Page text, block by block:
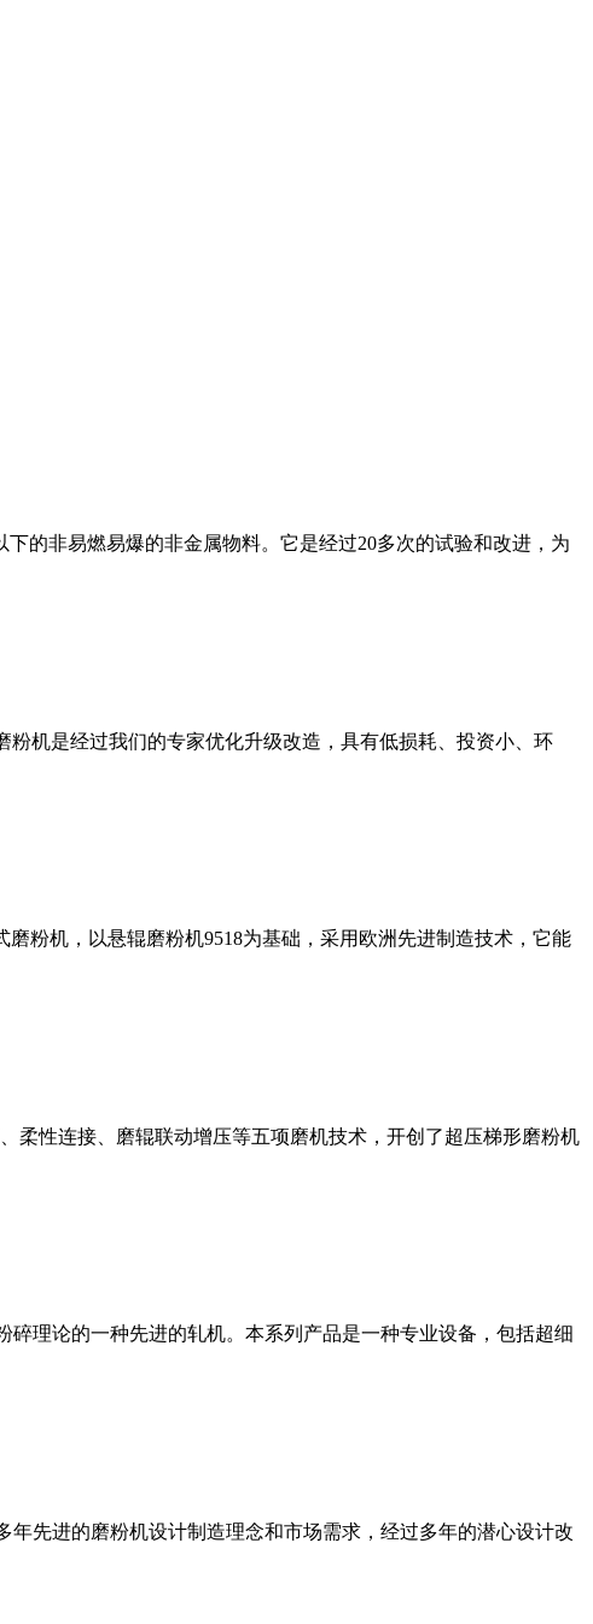
的非易燃易爆的非金属物料。它是经过20多次的试验和改进，为
机是经过我们的专家优化升级改造，具有低损耗、投资小、环
粉机，以悬辊磨粉机9518为基础，采用欧洲先进制造技术，它能
柔性连接、磨辊联动增压等五项磨机技术，开创了超压梯形磨粉机
理论的一种先进的轧机。本系列产品是一种专业设备，包括超细
先进的磨粉机设计制造理念和市场需求，经过多年的潜心设计改